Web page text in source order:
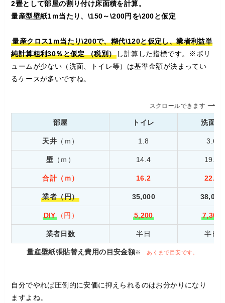
2畳として部屋の割り付け床面積を計算。
量産型壁紙1ｍ当たり、\150～\200円を\200と仮定
量産クロス1ｍ当たり\200で、糊代\120と仮定し、業者利益単
純計算粗利30％と仮定 （税別） し計算した指標です。※ボリ
ュームが少ない（洗面、トイレ等）は基準金額が決まってい
るケースが多いですね。
スクロールできます
部屋 トイレ 洗面室
天井 （ｍ） 1.8 3.6
壁（ｍ） 14.4 19.2
合計（ｍ） 16.2 22.8
業者（円） 35,000 38,000
DIY（円） 5,200 7,300
業者日数 半日 半日
量産壁紙張貼替え費用の目安金額※あくまで目安です。
自分でやれば圧倒的に安価に抑えられるのはお分かりになり
ますよね。